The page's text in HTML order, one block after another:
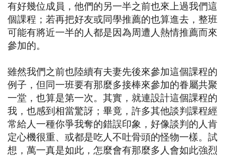
有好幾位成員，他們的另一半之前也來上過我們這
個課程；若再把好友或同學推薦的也算進去，整班
可能有將近一半的人都是因為周遭人熱情推薦而來
參加的。
雖然我們之前也陸續有夫妻先後來參加這個課程的
例子，但同一班要有那麼多接棒來參加的眷屬共聚
一堂，也算是第一次。其實，就連設計這個課程的
我，也感到相當驚訝；畢竟，許多其他談判課程經
常給人一種你爭我奪的錯誤印象，好像談判的人肯
定心機很重、或都是吃人不吐骨頭的怪物一樣。試
想，萬一真是如此，怎麼會有那麼多人會如此強烈